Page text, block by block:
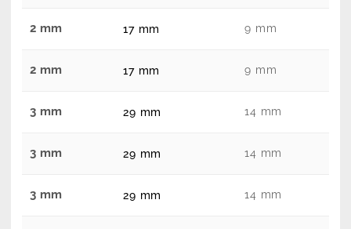
2 mm 17 mm 9 mm
2 mm 17 mm 9 mm
3 mm 29 mm 14 mm
3 mm 29 mm 14 mm
3 mm 29 mm 14 mm